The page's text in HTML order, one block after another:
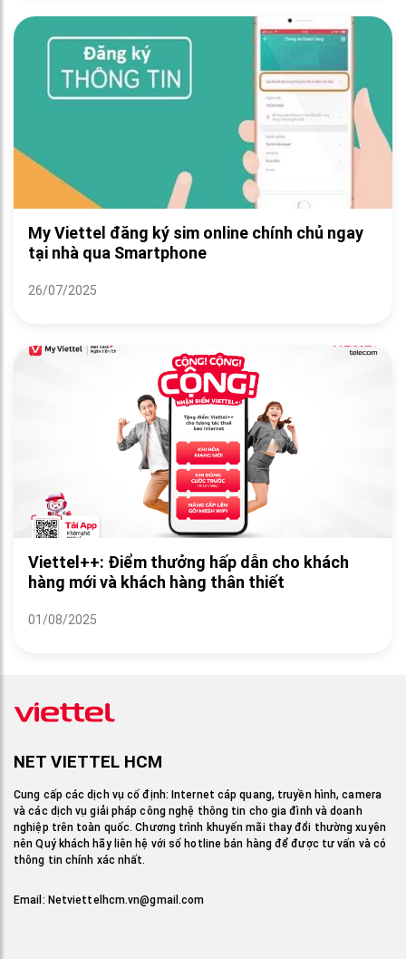
My Viettel đăng ký sim online chính chủ ngay
tại nhà qua Smartphone
26/07/2025
Viettel++: Điểm thưởng hấp dẫn cho khách
hàng mới và khách hàng thân thiết
01/08/2025
NET VIETTEL HCM
Cung cấp các dịch vụ cố định: Internet cáp quang, truyền hình, camera
và các dịch vụ giải pháp công nghệ thông tin cho gia đình và doanh
nghiệp trên toàn quốc. Chương trình khuyến mãi thay đổi thường xuyên
nên Quý khách hãy liên hệ với số hotline bán hàng để được tư vấn và có
thông tin chính xác nhất.
Email: Netviettelhcm.vn@gmail.com